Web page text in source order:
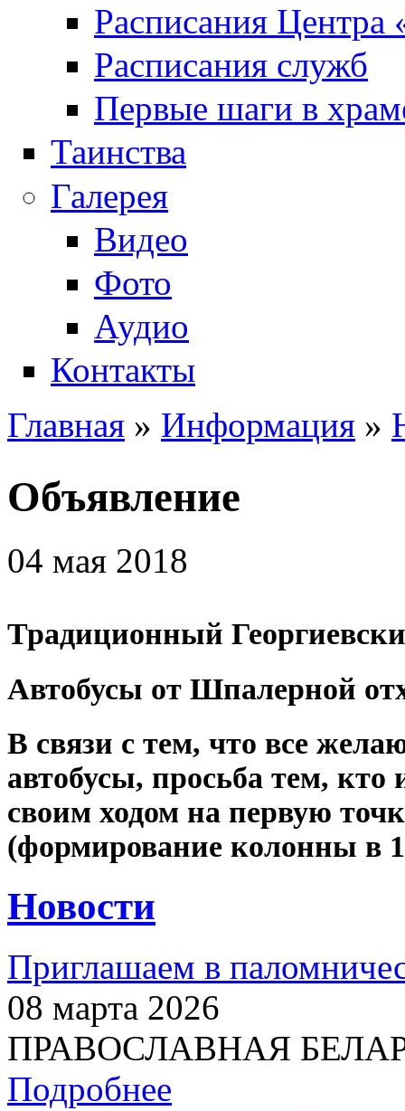
Расписания Центра
Расписания служб
Первые шаги в
Таинства
Галерея
Видео
Фото
Аудио
Контакты
Вы здесь
Главная » Информация »
Объявление
04 мая 2018
Традиционный
Автобусы от Шпалерной
В связи с тем, что все
автобусы, просьба тем,
своим ходом на первую
(формирование колонны в
Новости
Приглашаем в
08 марта 2026
ПРАВОСЛАВНАЯ
Подробнее